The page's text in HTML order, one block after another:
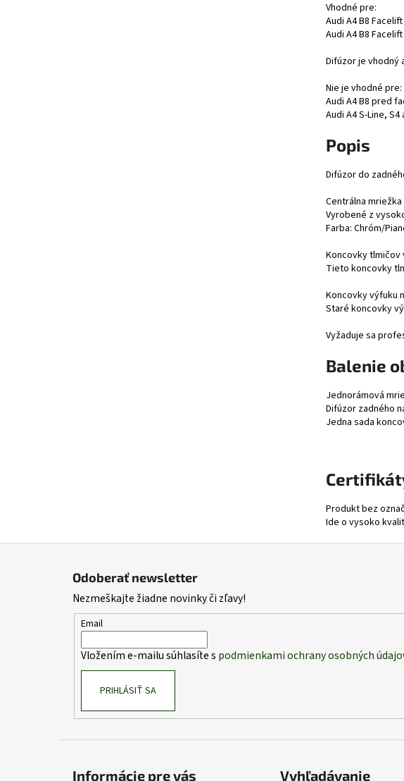
Vhodné pre:
Audi A4 B8
Audi A4 B8
Difúzor je vhodný
Nie je vhodné pre:
Audi A4 B8 pred
Audi A4 S-Line, S4
Popis
Difúzor do
Centrálna
Vyrobené z
Farba: Chróm/
Koncovky tlmičov
Tieto koncovky
Koncovky výfuku
Staré koncovky
Vyžaduje sa
Balenie
Jednorámová
Difúzor zadného
Jedna sada
Produkt bez
Ide o vysoko
Odoberať newsletter
Nezmeškajte žiadne novinky či zľavy!
Email
Vložením e-mailu súhlasíte s podmienkami ochrany osobných
PRIHLÁSIŤ SA
Informácie pre vás Vyhľadávanie